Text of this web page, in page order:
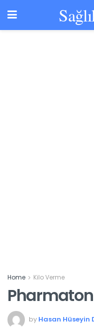
Home Kilo Verme
by Hasan Hüseyin